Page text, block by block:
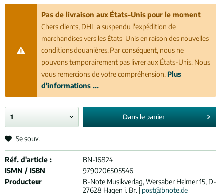
Pas de livraison aux États-Unis pour le moment
Chers clients, DHL a suspendu l'expédition de
marchandises vers les États-Unis en raison des nouvelles
conditions douanières. Par conséquent, nous ne
pouvons temporairement pas livrer aux États-Unis. Nous
vous remercions de votre compréhension. Plus
d'informations ...
Dans le panier
Se souv.
Réf. d'article :
BN-16824
ISMN / ISBN
9790206505546
Producteur
B-Note Musikverlag, Wersaber Helmer 15, D-
27628 Hagen i. Br. | post@bnote.de